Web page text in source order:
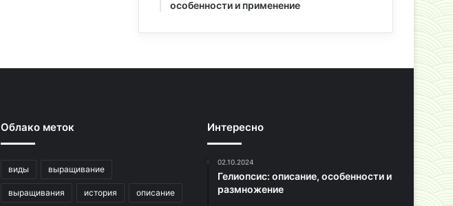
особенности и применение
Облако меток
виды выращивание
выращивания история описание
Интересно
02.10.2024
Гелиопсис: описание, особенности и
размножение